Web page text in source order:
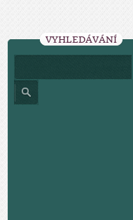
VYHLEDÁVÁNÍ